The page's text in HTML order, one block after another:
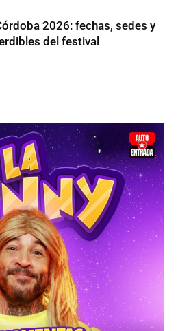
2026: fechas, sedes y
del festival